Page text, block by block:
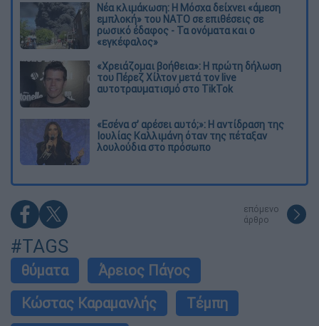
Νέα κλιμάκωση: Η Μόσχα δείχνει «άμεση
εμπλοκή» του ΝΑΤΟ σε επιθέσεις σε
ρωσικό έδαφος - Τα ονόματα και ο
«εγκέφαλος»
«Χρειάζομαι βοήθεια»: Η πρώτη δήλωση
του Πέρεζ Χίλτον μετά τον live
αυτοτραυματισμό στο TikTok
«Εσένα σ’ αρέσει αυτό;»: Η αντίδραση της
Ιουλίας Καλλιμάνη όταν της πέταξαν
λουλούδια στο πρόσωπο
επόμενο
άρθρο
#TAGS
θύματα
Άρειος Πάγος
Κώστας Καραμανλής
Τέμπη